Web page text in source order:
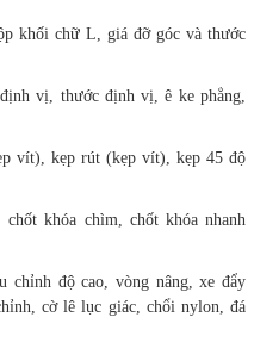
khối chữ L, giá đỡ góc và thước
vị, thước định vị, ê ke phẳng,
vít), kẹp rút (kẹp vít), kẹp 45 độ
khóa chìm, chốt khóa nhanh
chỉnh độ cao, vòng nâng, xe đẩy
cờ lê lục giác, chổi nylon, đá